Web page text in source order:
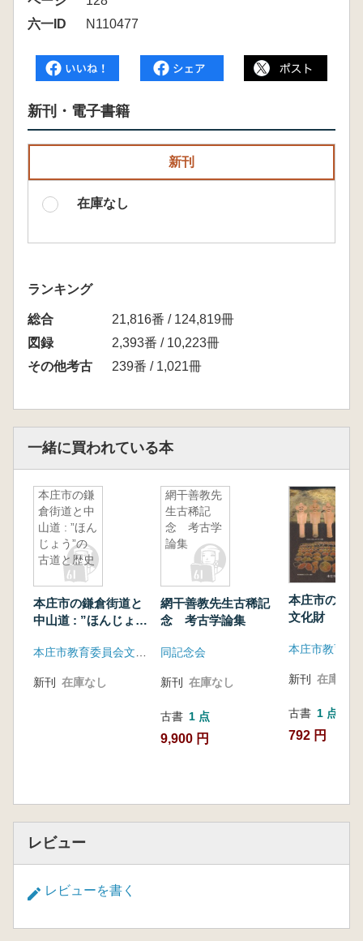
六一ID
N110477
新刊・電子書籍
新刊
在庫なし
ランキング
総合
21,816番 / 124,819冊
図録
2,393番 / 10,223冊
その他考古
239番 / 1,021冊
一緒に買われている本
本庄市の鎌
倉街道と中
山道 : ”ほん
じょう”の
古道と歴史
本庄市の鎌倉街道と
中山道 : ”ほんじょ
新刊 在庫なし
網干善教先
生古稀記
念 考古学
論集
網干善教先生古稀記
念 考古学論集
同記念会
新刊 在庫なし
古書 1 点
9,900 円
本庄市の遺
文化財
本庄市教育委
新刊 在庫なし
古書 1 点
792 円
レビュー
レビューを書く